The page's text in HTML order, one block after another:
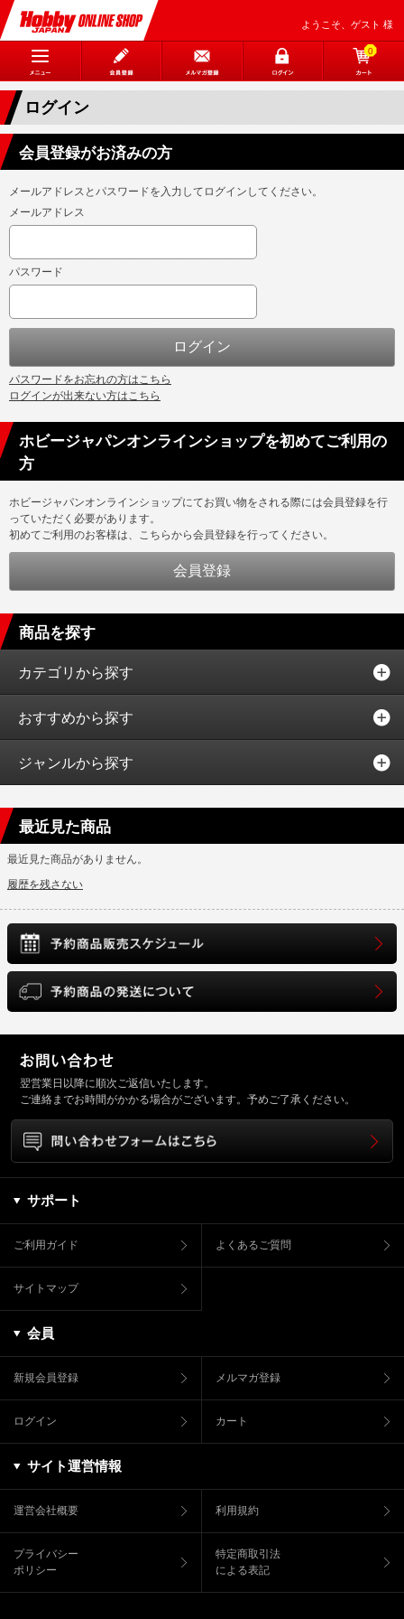
ようこそ、ゲスト 様
0
ログイン
会員登録がお済みの方
メールアドレスとパスワードを入力してログインしてください。
メールアドレス
パスワード
パスワードをお忘れの方はこちら
ログインが出来ない方はこちら
ホビージャパンオンラインショップを初めてご利用の
方
ホビージャパンオンラインショップにてお買い物をされる際には会員登録を行
っていただく必要があります。
初めてご利用のお客様は、こちらから会員登録を行ってください。
商品を探す
カテゴリから探す
おすすめから探す
ジャンルから探す
最近見た商品
最近見た商品がありません。
履歴を残さない
翌営業日以降に順次ご返信いたします。
ご連絡までお時間がかかる場合がございます。予めご了承ください。
サポート
ご利用ガイド よくあるご質問
サイトマップ
会員
新規会員登録 メルマガ登録
ログイン カート
サイト運営情報
運営会社概要 利用規約
プライバシー
ポリシー
特定商取引法
による表記